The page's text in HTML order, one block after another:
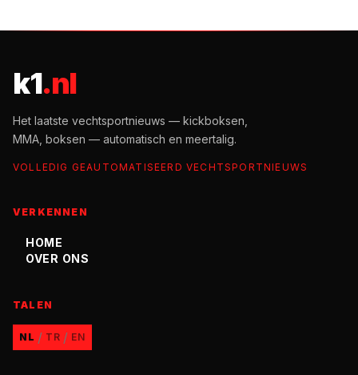
k1.nl
Het laatste vechtsportnieuws — kickboksen,
MMA, boksen — automatisch en meertalig.
VOLLEDIG GEAUTOMATISEERD VECHTSPORTNIEUWS
VERKENNEN
HOME
OVER ONS
TALEN
NL / TR / EN